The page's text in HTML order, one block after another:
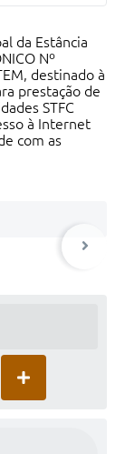
da Estância
Nº
destinado à
prestação de
STFC
à Internet
com as